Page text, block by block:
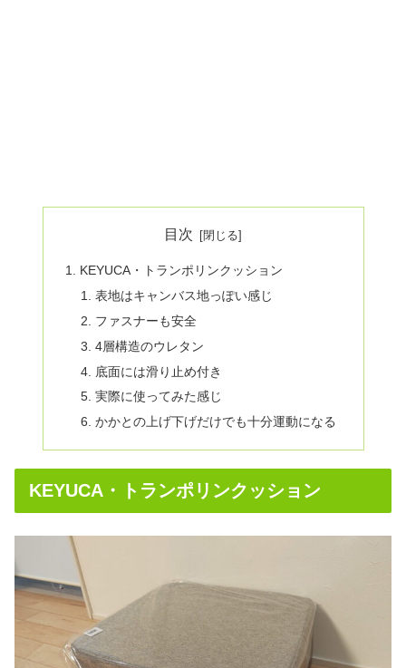
目次
KEYUCA・トランポリンクッション
表地はキャンバス地っぽい感じ
ファスナーも安全
4層構造のウレタン
底面には滑り止め付き
実際に使ってみた感じ
かかとの上げ下げだけでも十分運動になる
KEYUCA・トランポリンクッション